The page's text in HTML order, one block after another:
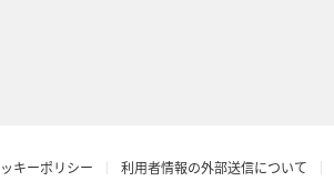
キーポリシー 利用者情報の外部送信について